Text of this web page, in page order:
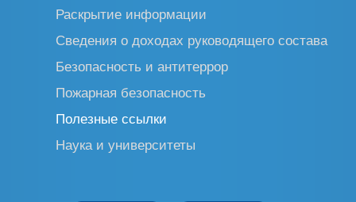
Раскрытие информации
Сведения о доходах руководящего состава
Безопасность и антитеррор
Пожарная безопасность
Полезные ссылки
Наука и университеты